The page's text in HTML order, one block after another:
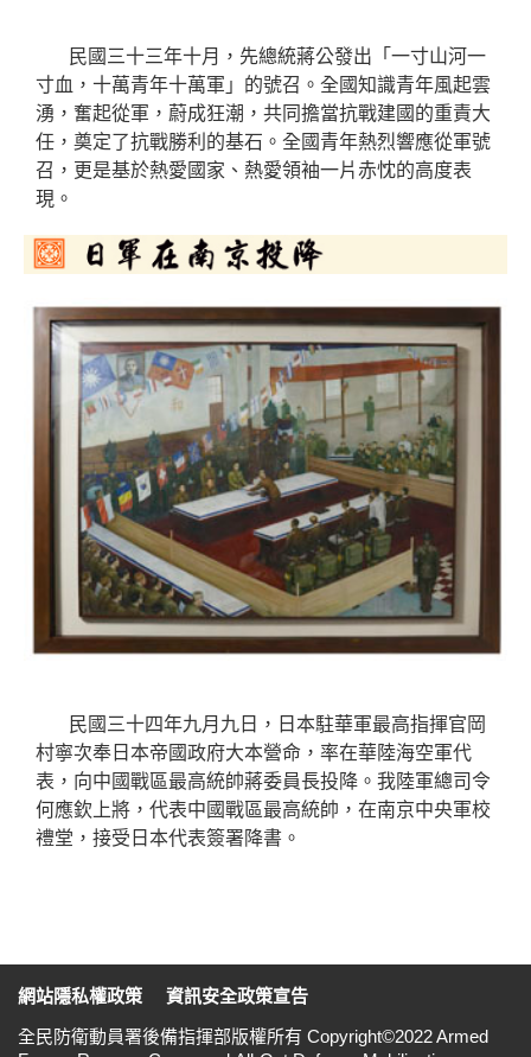
民國三十三年十月，先總統蔣公發出「一寸山河一
寸血，十萬青年十萬軍」的號召。全國知識青年風起雲
湧，奮起從軍，蔚成狂潮，共同擔當抗戰建國的重責大
任，奠定了抗戰勝利的基石。全國青年熱烈響應從軍號
召，更是基於熱愛國家、熱愛領袖一片赤忱的高度表
現。
民國三十四年九月九日，日本駐華軍最高指揮官岡
村寧次奉日本帝國政府大本營命，率在華陸海空軍代
表，向中國戰區最高統帥蔣委員長投降。我陸軍總司令
何應欽上將，代表中國戰區最高統帥，在南京中央軍校
禮堂，接受日本代表簽署降書。
網站隱私權政策
資訊安全政策宣告
全民防衛動員署後備指揮部版權所有 Copyright©2022 Armed